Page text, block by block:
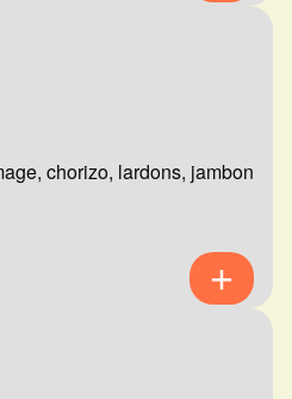
chorizo, lardons, jambon